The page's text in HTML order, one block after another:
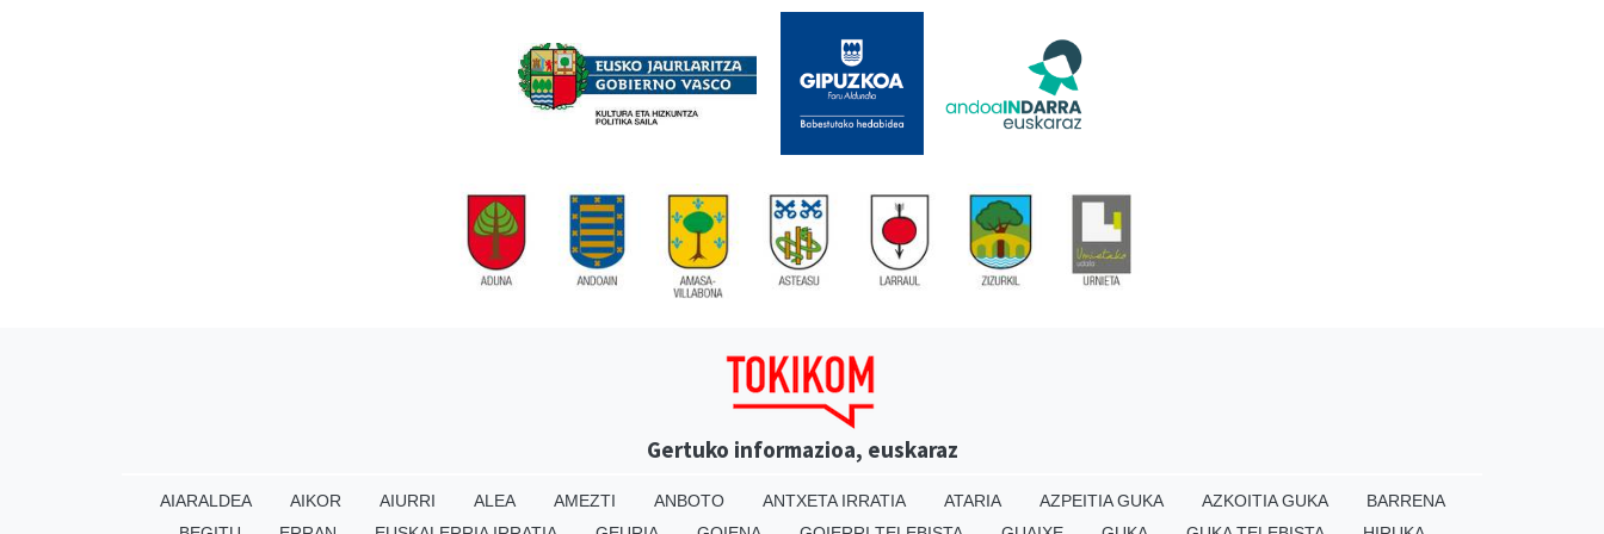
Gertuko informazioa, euskaraz
AIARALDEA AIKOR AIURRI ALEA AMEZTI ANBOTO ANTXETA IRRATIA ATARIA AZPEITIA GUKA AZKOITIA GUKA
BARRENA